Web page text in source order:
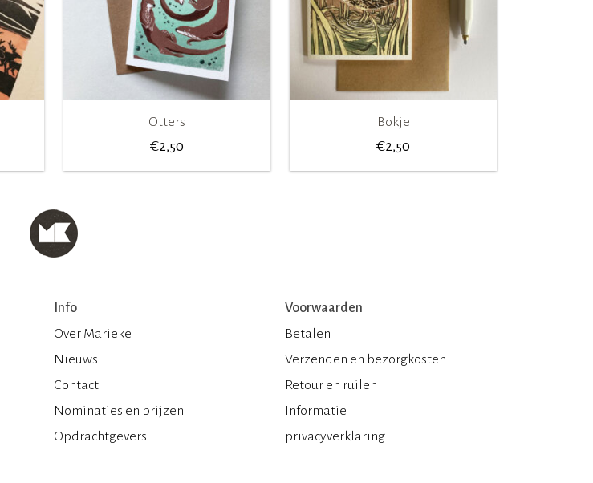
Otters
€2,50
Bokje
€2,50
Info
Over Marieke
Nieuws
Contact
Nominaties en prijzen
Opdrachtgevers
Voorwaarden
Betalen
Verzenden en bezorgkosten
Retour en ruilen
Informatie
privacyverklaring